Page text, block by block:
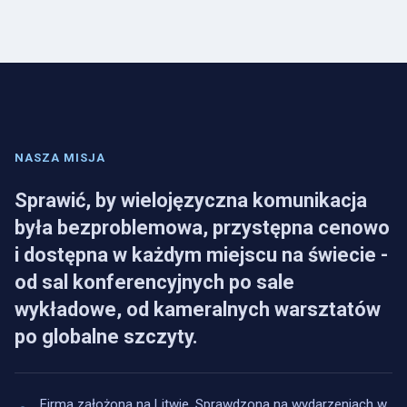
NASZA MISJA
Sprawić, by wielojęzyczna komunikacja
była bezproblemowa, przystępna cenowo
i dostępna w każdym miejscu na świecie -
od sal konferencyjnych po sale
wykładowe, od kameralnych warsztatów
po globalne szczyty.